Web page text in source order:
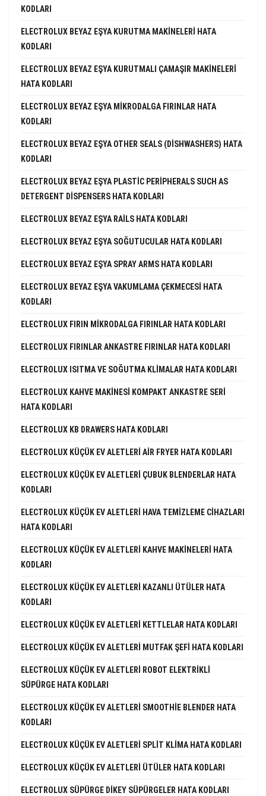
KODLARI
ELECTROLUX BEYAZ EŞYA KURUTMA MAKINELERI HATA
KODLARI
ELECTROLUX BEYAZ EŞYA KURUTMALI ÇAMAŞIR MAKINELERI
HATA KODLARI
ELECTROLUX BEYAZ EŞYA MIKRODALGA FIRINLAR HATA
KODLARI
ELECTROLUX BEYAZ EŞYA OTHER SEALS (DISHWASHERS) HATA
KODLARI
ELECTROLUX BEYAZ EŞYA PLASTIC PERIPHERALS SUCH AS
DETERGENT DISPENSERS HATA KODLARI
ELECTROLUX BEYAZ EŞYA RAILS HATA KODLARI
ELECTROLUX BEYAZ EŞYA SOĞUTUCULAR HATA KODLARI
ELECTROLUX BEYAZ EŞYA SPRAY ARMS HATA KODLARI
ELECTROLUX BEYAZ EŞYA VAKUMLAMA ÇEKMECESI HATA
KODLARI
ELECTROLUX FIRIN MIKRODALGA FIRINLAR HATA KODLARI
ELECTROLUX FIRINLAR ANKASTRE FIRINLAR HATA KODLARI
ELECTROLUX ISITMA VE SOĞUTMA KLIMALAR HATA KODLARI
ELECTROLUX KAHVE MAKINESI KOMPAKT ANKASTRE SERI
HATA KODLARI
ELECTROLUX KB DRAWERS HATA KODLARI
ELECTROLUX KÜÇÜK EV ALETLERI AIR FRYER HATA KODLARI
ELECTROLUX KÜÇÜK EV ALETLERI ÇUBUK BLENDERLAR HATA
KODLARI
ELECTROLUX KÜÇÜK EV ALETLERI HAVA TEMIZLEME CIHAZLARI
HATA KODLARI
ELECTROLUX KÜÇÜK EV ALETLERI KAHVE MAKINELERI HATA
KODLARI
ELECTROLUX KÜÇÜK EV ALETLERI KAZANLI ÜTÜLER HATA
KODLARI
ELECTROLUX KÜÇÜK EV ALETLERI KETTLELAR HATA KODLARI
ELECTROLUX KÜÇÜK EV ALETLERI MUTFAK ŞEFI HATA KODLARI
ELECTROLUX KÜÇÜK EV ALETLERI ROBOT ELEKTRIKLI
SÜPÜRGE HATA KODLARI
ELECTROLUX KÜÇÜK EV ALETLERI SMOOTHIE BLENDER HATA
KODLARI
ELECTROLUX KÜÇÜK EV ALETLERI SPLIT KLIMA HATA KODLARI
ELECTROLUX KÜÇÜK EV ALETLERI ÜTÜLER HATA KODLARI
ELECTROLUX SÜPÜRGE DIKEY SÜPÜRGELER HATA KODLARI